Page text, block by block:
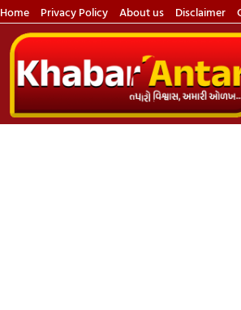
Home Privacy Policy About us Disclaimer